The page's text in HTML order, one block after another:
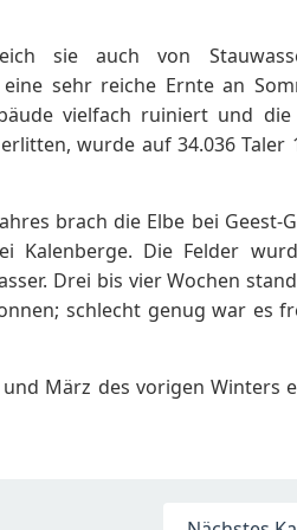
sie auch von
sehr reiche Ernte an
vielfach ruiniert und die
wurde auf 34.036 Taler
brach die Elbe bei Geest-
Die Felder
Drei bis vier Wochen
schlecht genug war es
März des vorigen Winters